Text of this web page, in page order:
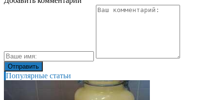
Популярные статьи